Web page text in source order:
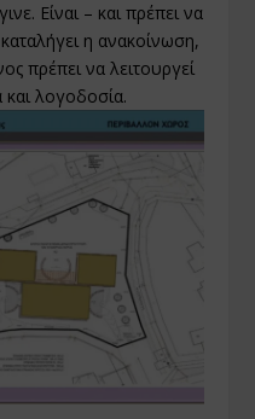
Είναι – και πρέπει να
καταλήγει η ανακοίνωση,
πρέπει να λειτουργεί
λογοδοσία.